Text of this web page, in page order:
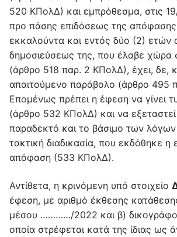
520 ΚΠολΔ) και εμπρόθεσμα, στις
προ πάσης επιδόσεως της
εκκαλούντα και εντός δύο (2) ετών
δημοσιεύσεως της, που έλαβε χώρα
(άρθρο 518 παρ. 2 ΚΠολΔ), έχει, δε,
απαιτούμενο παράβολο (άρθρο 495
Επομένως πρέπει η έφεση να γίνει
(άρθρο 532 ΚΠολΔ) και να
παραδεκτό και το βάσιμο των
τακτική διαδικασία, που εκδόθηκε
απόφαση (533 ΚΠολΔ).
Αντίθετα, η κρινόμενη υπό στοιχείο
έφεση, με αριθμό έκθεσης
μέσου …………/2022 και β)
οποία στρέφεται κατά της ίδιας